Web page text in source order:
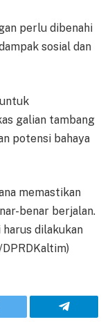
perlu dibenahi
sosial dan
galian tambang
potensi bahaya
memastikan
benar berjalan.
dilakukan
Telegram